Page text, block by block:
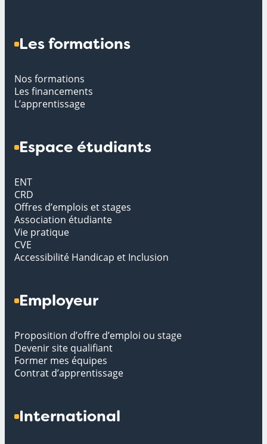
Les formations
Nos formations
Les financements
L’apprentissage
Espace étudiants
ENT
CRD
Offres d’emplois et stages
Association étudiante
Vie pratique
CVE
Accessibilité Handicap et Inclusion
Employeur
Proposition d’offre d’emploi ou stage
Devenir site qualifiant
Former mes équipes
Contrat d’apprentissage
International